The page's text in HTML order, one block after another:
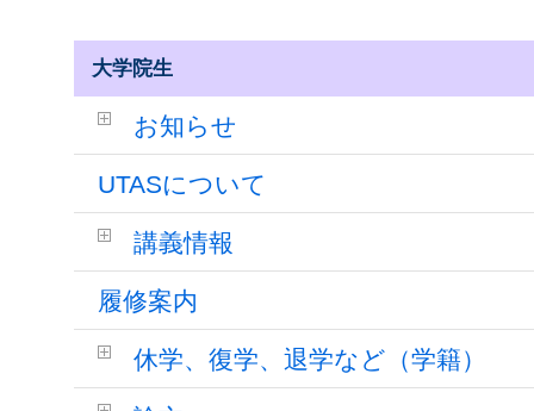
大学院生
お知らせ
UTASについて
講義情報
履修案内
休学、復学、退学など（学籍）